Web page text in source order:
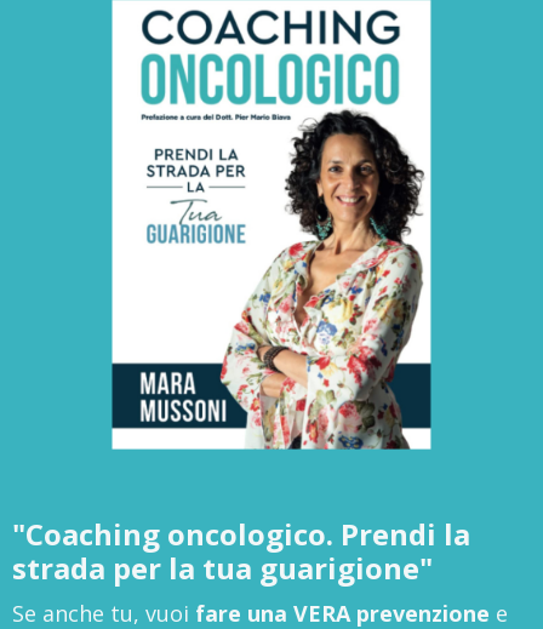
"Coaching oncologico. Prendi la
strada per la tua guarigione"
Se anche tu, vuoi fare una VERA prevenzione e